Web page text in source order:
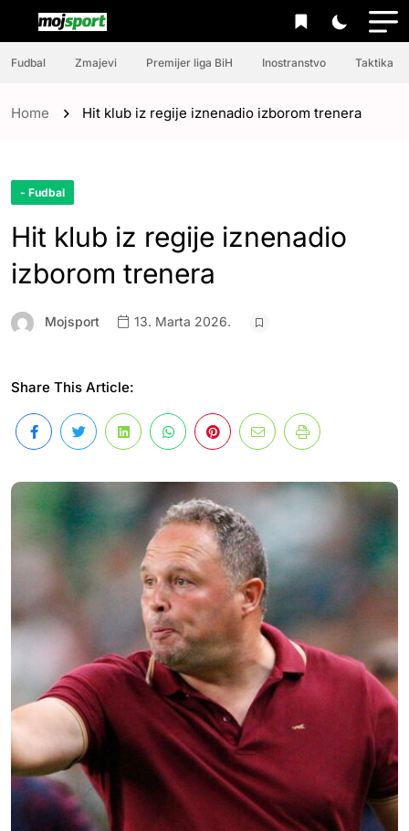
Fudbal Zmajevi Premijer liga BiH Inostranstvo Taktika
Home Hit klub iz regije iznenadio izborom trenera
- Fudbal
Hit klub iz regije iznenadio
izborom trenera
Mojsport 13. Marta 2026.
Share This Article: